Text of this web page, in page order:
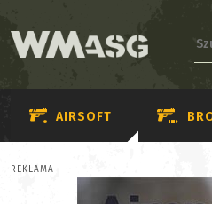
AIRSOFT
REKLAMA